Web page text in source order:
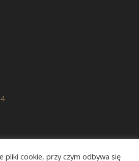
pliki cookie, przy czym odbywa się